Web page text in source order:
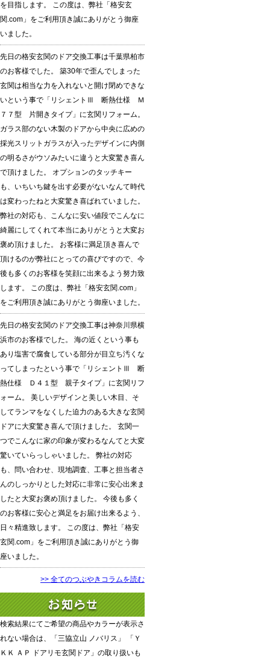
を目指します。 この度は、弊社「格安玄
関.com」をご利用頂き誠にありがとう御座
いました。
先日の格安玄関のドア交換工事は千葉県柏市
のお客様でした。 築30年で歪んでしまった
玄関は相当な力を入れないと開け閉めできな
いという事で「リシェントⅢ 断熱仕様 Ｍ
７７型 片開きタイプ」に玄関リフォーム。
ガラス部のない木製のドアから中央に広めの
採光スリットガラスが入ったデザインに内側
の明るさがウソみたいに違うと大変驚き喜ん
で頂けました。 オプションのタッチキー
も、いちいち鍵を出す必要がないなんて時代
は変わったねと大変驚き喜ばれていました。
弊社の対応も、こんなに安い値段でこんなに
綺麗にしてくれて本当にありがとうと大変お
褒め頂けました。 お客様に満足頂き喜んで
頂けるのが弊社にとっての喜びですので、今
後も多くのお客様を笑顔に出来るよう努力致
します。 この度は、弊社「格安玄関.com」
をご利用頂き誠にありがとう御座いました。
先日の格安玄関のドア交換工事は神奈川県横
浜市のお客様でした。 海の近くという事も
あり塩害で腐食している部分が目立ち汚くな
ってしまったという事で「リシェントⅢ 断
熱仕様 Ｄ４１型 親子タイプ」に玄関リフ
ォーム。 美しいデザインと美しい木目、そ
してランマをなくした迫力のある大きな玄関
ドアに大変驚き喜んで頂けました。 玄関一
つでこんなに家の印象が変わるなんてと大変
驚いていらっしゃいました。 弊社の対応
も、問い合わせ、現地調査、工事と担当者さ
んのしっかりとした対応に非常に安心出来ま
したと大変お褒め頂けました。 今後も多く
のお客様に安心と満足をお届け出来るよう、
日々精進致します。 この度は、弊社「格安
玄関.com」をご利用頂き誠にありがとう御
座いました。
>> 全てのつぶやきコラムを読む
検索結果にてご希望の商品やカラーが表示さ
れない場合は、「三協立山 ノバリス」 「Ｙ
ＫＫ ＡＰ ドアリモ玄関ドア」の取り扱いも